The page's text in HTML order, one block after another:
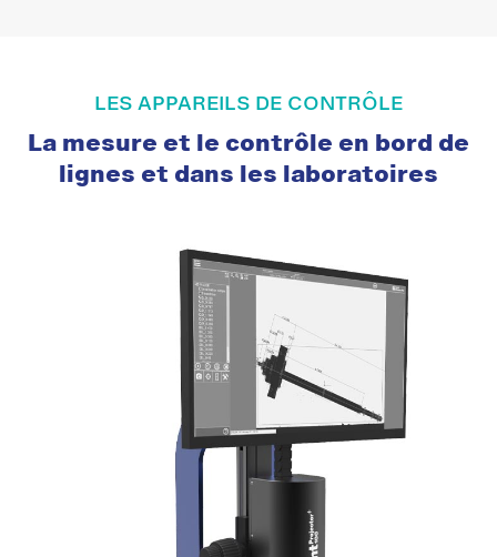
LES APPAREILS DE CONTRÔLE
La mesure et le contrôle en bord de
lignes et dans les laboratoires